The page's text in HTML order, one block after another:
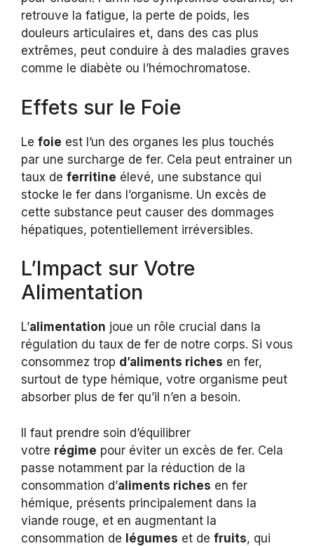
retrouve la fatigue, la perte de poids, les
douleurs articulaires et, dans des cas plus
extrêmes, peut conduire à des maladies graves
comme le diabète ou l’hémochromatose.
Effets sur le Foie
Le foie est l’un des organes les plus touchés
par une surcharge de fer. Cela peut entrainer un
taux de ferritine élevé, une substance qui
stocke le fer dans l’organisme. Un excès de
cette substance peut causer des dommages
hépatiques, potentiellement irréversibles.
L’Impact sur Votre
Alimentation
L’alimentation joue un rôle crucial dans la
régulation du taux de fer de notre corps. Si vous
consommez trop d’aliments riches en fer,
surtout de type hémique, votre organisme peut
absorber plus de fer qu’il n’en a besoin.
Il faut prendre soin d’équilibrer
votre régime pour éviter un excès de fer. Cela
passe notamment par la réduction de la
consommation d’aliments riches en fer
hémique, présents principalement dans la
viande rouge, et en augmentant la
consommation de légumes et de fruits, qui